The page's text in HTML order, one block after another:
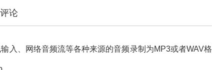
论
入、网络音频流等各种来源的音频录制为MP3或者WAV格